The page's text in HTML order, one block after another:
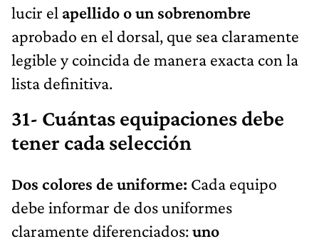
lucir el apellido o un sobrenombre
aprobado en el dorsal, que sea claramente
legible y coincida de manera exacta con la
lista definitiva.
31- Cuántas equipaciones debe
tener cada selección
Dos colores de uniforme: Cada equipo
debe informar de dos uniformes
claramente diferenciados:uno